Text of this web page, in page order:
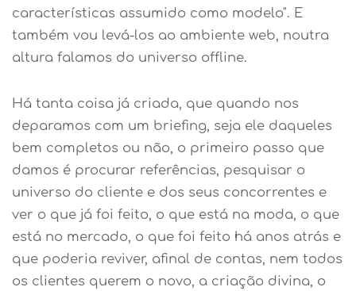
características assumido como modelo". E
também vou levá-los ao ambiente web, noutra
altura falamos do universo offline.
Há tanta coisa já criada, que quando nos
deparamos com um briefing, seja ele daqueles
bem completos ou não, o primeiro passo que
damos é procurar referências, pesquisar o
universo do cliente e dos seus concorrentes e
ver o que já foi feito, o que está na moda, o que
está no mercado, o que foi feito há anos atrás e
que poderia reviver, afinal de contas, nem todos
os clientes querem o novo, a criação divina, o